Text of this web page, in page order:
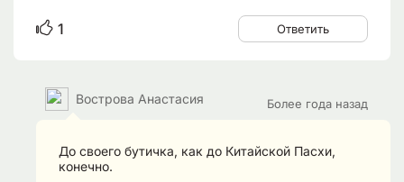
1 Ответить
Более года назад
Вострова Анастасия
До своего бутичка, как до Китайской Пасхи,
конечно.